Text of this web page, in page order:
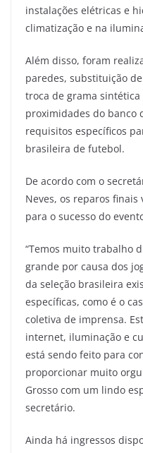
instalações elétricas e
climatização e na
Além disso, foram
paredes, substituição
troca de grama
proximidades do banco
requisitos específicos
brasileira de futebol.
De acordo com o
Neves, os reparos
para o sucesso do
“Temos muito trabalho
grande por causa dos
da seleção brasileira
específicas, como é o
coletiva de imprensa.
internet, iluminação e
está sendo feito para
proporcionar muito
Grosso com um lindo
secretário.
Ainda há ingressos